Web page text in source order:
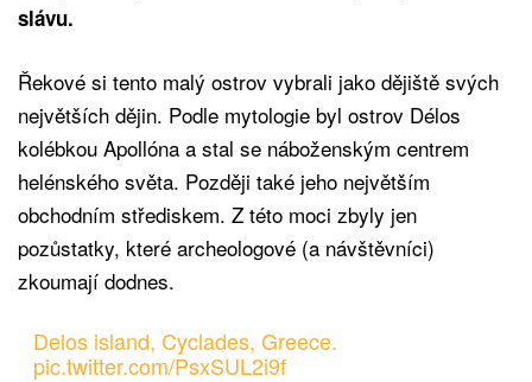
slávu.
Řekové si tento malý ostrov vybrali jako dějiště svých
největších dějin. Podle mytologie byl ostrov Délos
kolébkou Apollóna a stal se náboženským centrem
helénského světa. Později také jeho největším
obchodním střediskem. Z této moci zbyly jen
pozůstatky, které archeologové (a návštěvníci)
zkoumají dodnes.
Delos island, Cyclades, Greece.
pic.twitter.com/PsxSUL2i9f